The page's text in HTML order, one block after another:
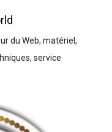
du Web, matériel,
service